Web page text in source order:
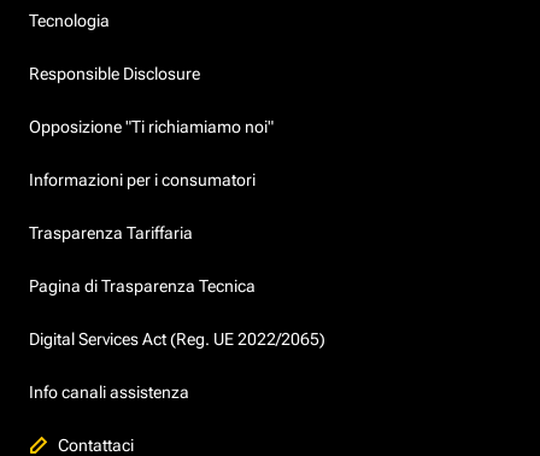
Tecnologia
Responsible Disclosure
Opposizione "Ti richiamiamo noi"
Informazioni per i consumatori
Trasparenza Tariffaria
Pagina di Trasparenza Tecnica
Digital Services Act (Reg. UE 2022/2065)
Info canali assistenza
Contattaci